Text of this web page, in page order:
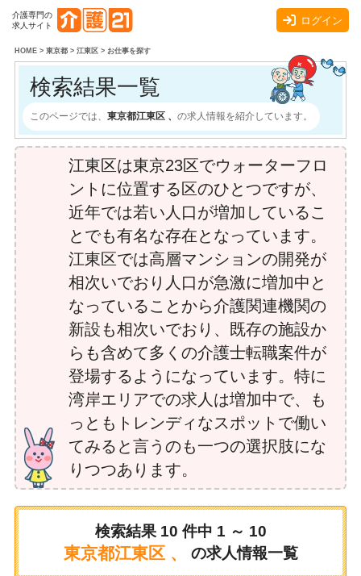
介護専門の
求人サイト
ログイン
HOME> 東京都> 江東区> お仕事を探す
検索結果一覧
このページでは、 東京都江東区 、 の求人情報を紹介しています。
江東区は東京23区でウォーターフロ
ントに位置する区のひとつですが、
近年では若い人口が増加しているこ
とでも有名な存在となっています。
江東区では高層マンションの開発が
相次いでおり人口が急激に増加中と
なっていることから介護関連機関の
新設も相次いでおり、既存の施設か
らも含めて多くの介護士転職案件が
登場するようになっています。特に
湾岸エリアでの求人は増加中で、も
っともトレンディなスポットで働い
てみると言うのも一つの選択肢にな
りつつあります。
検索結果 10 件中 1 ～ 10
東京都江東区 、 の求人情報一覧